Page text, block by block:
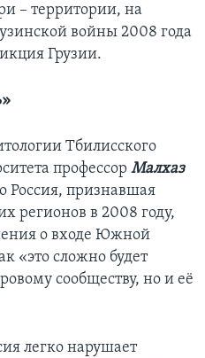
– территории, на
войны 2008 года
Грузии.
Тбилисского
профессор Малхаз
Россия, признавшая
регионов в 2008 году,
о входе Южной
«это сложно будет
сообществу, но и её
легко нарушает